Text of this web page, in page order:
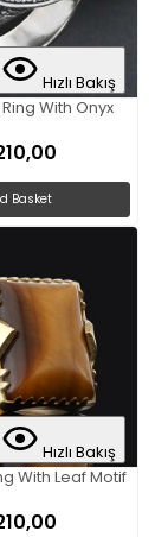
Hızlı Bakış
With Onyx
Basket
Hızlı Bakış
With Leaf Motif